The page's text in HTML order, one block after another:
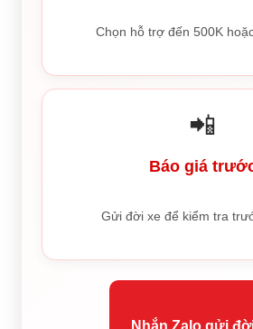
Chọn hỗ trợ đến 500K
📲
Báo giá
Gửi đời xe để kiểm tra
Nhắn Zalo gửi